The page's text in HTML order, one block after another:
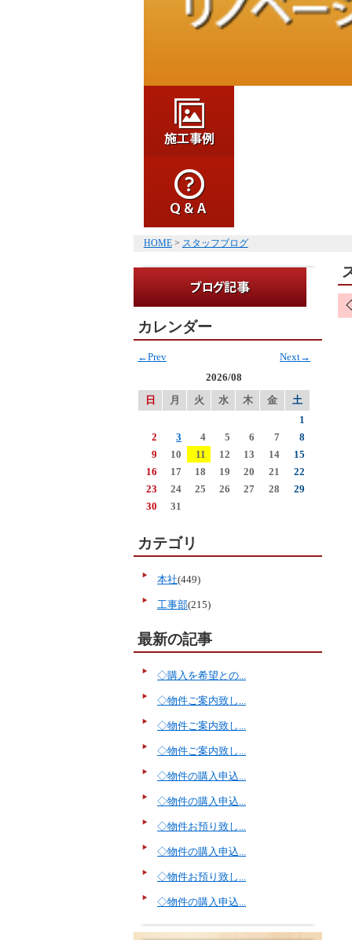
HOME> スタッフブログ
カレンダー
←Prev
Next→
2026/08
日
月 火 水 木 金
土
1
2
3 4 5 6 7
8
9
10 11 12 13 14
15
16
17 18 19 20 21
22
23
24 25 26 27 28
29
30
31
カテゴリ
本社(449)
工事部(215)
最新の記事
◇購入を希望との...
◇物件ご案内致し...
◇物件ご案内致し...
◇物件ご案内致し...
◇物件の購入申込...
◇物件の購入申込...
◇物件お預り致し...
◇物件の購入申込...
◇物件お預り致し...
◇物件の購入申込...